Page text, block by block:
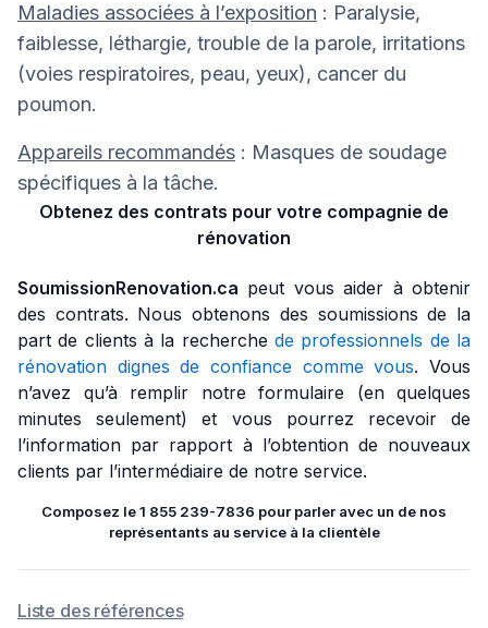
Maladies associées à l’exposition : Paralysie,
faiblesse, léthargie, trouble de la parole, irritations
(voies respiratoires, peau, yeux), cancer du
poumon.
Appareils recommandés : Masques de soudage
spécifiques à la tâche.
Obtenez des contrats pour votre compagnie de
rénovation
SoumissionRenovation.ca peut vous aider à obtenir
des contrats. Nous obtenons des soumissions de la
part de clients à la recherche de professionnels de la
rénovation dignes de confiance comme vous. Vous
n’avez qu’à remplir notre formulaire (en quelques
minutes seulement) et vous pourrez recevoir de
l’information par rapport à l’obtention de nouveaux
clients par l’intermédiaire de notre service.
Composez le 1 855 239-7836 pour parler avec un de nos
représentants au service à la clientèle
Liste des références